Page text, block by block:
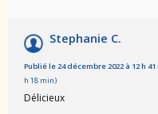
Stephanie C.
Publié le 24 décembre 2022 à 12 h 41
h 18 min)
Délicieux